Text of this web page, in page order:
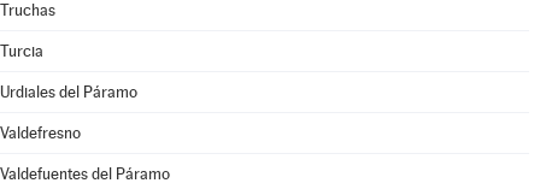
Truchas
Turcia
Urdiales del Páramo
Valdefresno
Valdefuentes del Páramo